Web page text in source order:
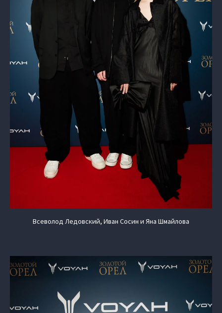
Всеволод Ледовский, Иван Сосин и Яна Шмайлова